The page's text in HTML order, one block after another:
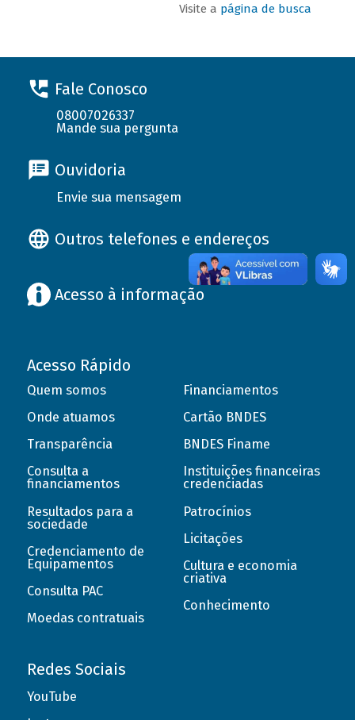
Visite a página de busca
Fale Conosco
08007026337
Mande sua pergunta
Ouvidoria
Envie sua mensagem
Outros telefones e endereços
Acesso à informação
Acesso Rápido
Quem somos
Onde atuamos
Transparência
Consulta a
financiamentos
Resultados para a
sociedade
Credenciamento de
Equipamentos
Consulta PAC
Moedas contratuais
Financiamentos
Cartão BNDES
BNDES Finame
Instituições financeiras
credenciadas
Patrocínios
Licitações
Cultura e economia
criativa
Conhecimento
Redes Sociais
YouTube